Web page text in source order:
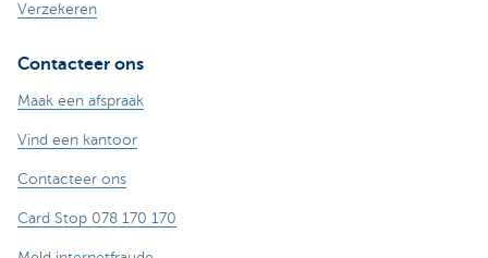
Verzekeren
Contacteer ons
Maak een afspraak
Vind een kantoor
Contacteer ons
Card Stop 078 170 170